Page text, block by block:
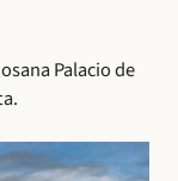
Palacio de